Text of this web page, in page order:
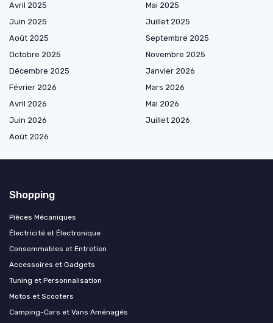
Avril 2025
Mai 2025
Juin 2025
Juillet 2025
Août 2025
Septembre 2025
Octobre 2025
Novembre 2025
Décembre 2025
Janvier 2026
Février 2026
Mars 2026
Avril 2026
Mai 2026
Juin 2026
Juillet 2026
Août 2026
Shopping
Pièces Mécaniques
Électricité et Électronique
Consommables et Entretien
Accessoires et Gadgets
Tuning et Personnalisation
Motos et Scooters
Camping-Cars et Vans Aménagés